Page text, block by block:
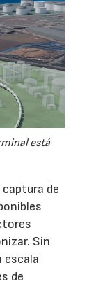
está
captura de
Sin
escala
de